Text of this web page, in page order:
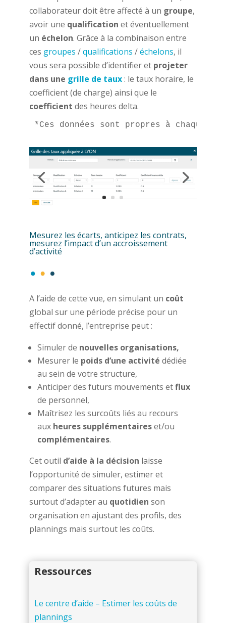
collaborateur doit être affecté à un groupe,
avoir une qualification et éventuellement
un échelon. Grâce à la combinaison entre
ces groupes /qualifications /échelons, il
vous sera possible d’identifier et projeter
dans une grille de taux: le taux horaire, le
coefficient (de charge) ainsi que le
coefficient des heures delta.
*Ces données sont propres à chaque
Mesurez les écarts, anticipez les contrats,
mesurez l’impact d’un accroissement
d’activité
A l’aide de cette vue, en simulant un coût
global sur une période précise pour un
effectif donné, l’entreprise peut :
Simuler de nouvelles organisations,
Mesurer le poids d’une activitédédiée
au sein de votre structure,
Anticiper des futurs mouvements etflux
de personnel,
Maîtrisez les surcoûts liés au recours
aux heures supplémentaireset/ou
complémentaires.
Cet outil d’aide à la décision laisse
l’opportunité de simuler, estimer et
comparer des situations futures mais
surtout d’adapter au quotidien son
organisation en ajustant des profils, des
plannings mais surtout les coûts.
Ressources
Le centre d’aide – Estimer les coûts de
plannings